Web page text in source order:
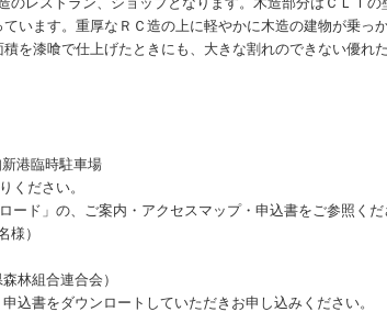
います。重厚なＲＣ造の上に軽やかに木造の建物が乗っ
を漆喰で仕上げたときにも、大きな割れのできない優れ
港臨時駐車場
ださい。
ド」の、ご案内・アクセスマップ・申込書をご参照くだ
）
林組合連合会）
書をダウンロートしていただきお申し込みください。